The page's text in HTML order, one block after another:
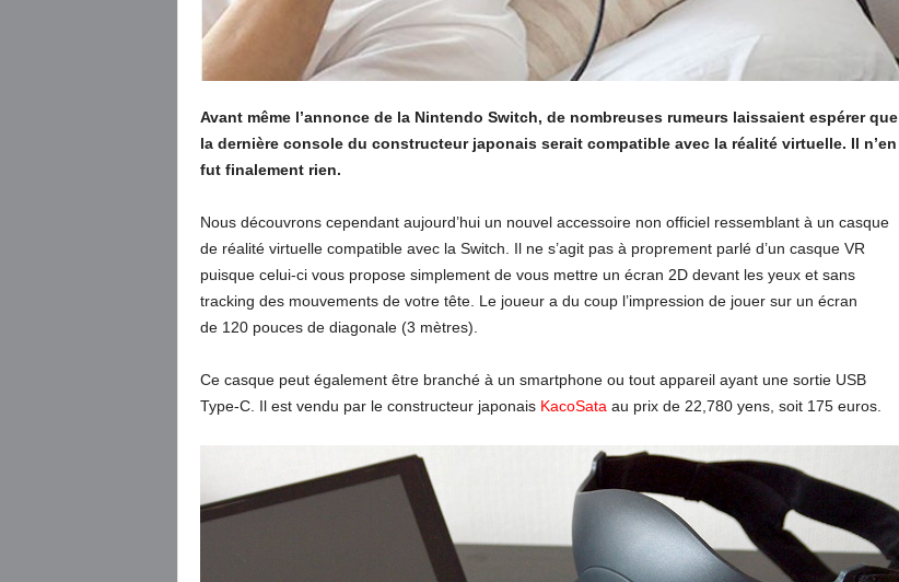
Avant même l’annonce de la Nintendo Switch, de nombreuses rumeurs laissaient espérer que
la dernière console du constructeur japonais serait compatible avec la réalité virtuelle. Il n’en
fut finalement rien.
Nous découvrons cependant aujourd’hui un nouvel accessoire non officiel ressemblant à un casque
de réalité virtuelle compatible avec la Switch. Il ne s’agit pas à proprement parlé d’un casque VR
puisque celui-ci vous propose simplement de vous mettre un écran 2D devant les yeux et sans
tracking des mouvements de votre tête. Le joueur a du coup l’impression de jouer sur un écran
de 120 pouces de diagonale (3 mètres).
Ce casque peut également être branché à un smartphone ou tout appareil ayant une sortie USB
Type-C. Il est vendu par le constructeur japonais KacoSata au prix de 22,780 yens, soit 175 euros.